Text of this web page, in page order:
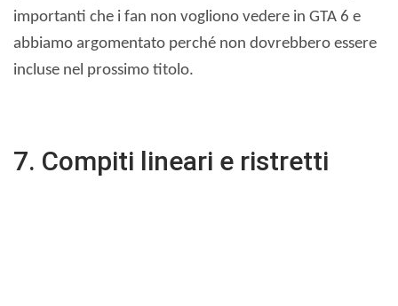
importanti che i fan non vogliono vedere in GTA 6 e
abbiamo argomentato perché non dovrebbero essere
incluse nel prossimo titolo.
7. Compiti lineari e ristretti